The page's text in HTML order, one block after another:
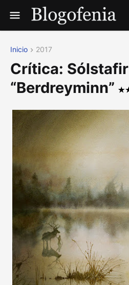
Inicio 2017
Crítica: Sólstafir
“Berdreyminn”